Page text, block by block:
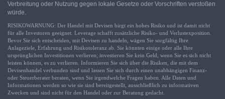
Verbreitung oder Nutzung gegen lokale Gesetze oder Vorschriften verstoßen
würde.
RISIKOWARNUNG: Der Handel mit Devisen birgt ein hohes Risiko und ist damit nicht
für alle Investoren geeignet. Leverage schafft zusätzliche Risiko- und Verlustexposition.
Bevor Sie sich entscheiden, mit Devisen zu handeln, wägen Sie sorgfältig Ihre
Anlageziele, Erfahrung und Risikotoleranz ab. Sie könnten einige oder alle Ihre
ursprünglichen Investitionen verlieren; investieren Sie kein Geld, wenn Sie es sich nicht
leisten können, es zu verlieren. Informieren Sie sich über die Risiken, die mit dem
Devisenhandel verbunden sind und lassen Sie sich durch einen unabhängigen Finanz-
oder Steuerberater beraten, wenn Sie irgendwelche Fragen haben. Alle Daten und
Informationen werden so wie sie sind bereitgestellt, ausschließlich zu informativen
Zwecken und sind nicht für den Handel oder zur Beratung gedacht.